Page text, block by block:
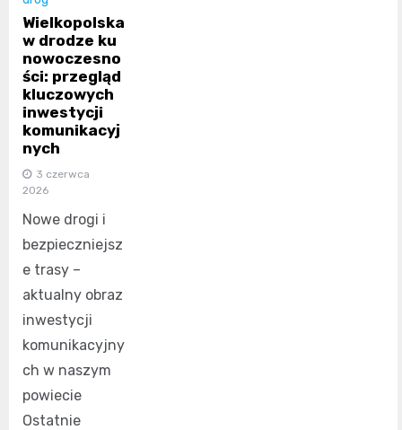
Wielkopolska
w drodze ku
nowoczesno
ści: przegląd
kluczowych
inwestycji
komunikacyj
nych
3 czerwca
2026
Nowe drogi i
bezpieczniejsz
e trasy –
aktualny obraz
inwestycji
komunikacyjny
ch w naszym
powiecie
Ostatnie